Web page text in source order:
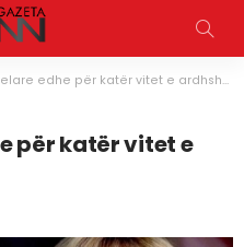
edhe për katër vitet e ardhshme
për katër vitet e